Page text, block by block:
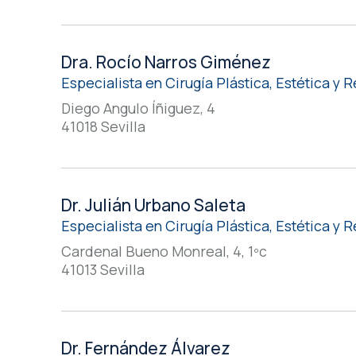
Dra. Rocío Narros Giménez
Especialista en Cirugía Plástica, Estética y
Diego Angulo Íñiguez, 4
41018 Sevilla
Dr. Julián Urbano Saleta
Especialista en Cirugía Plástica, Estética y
Cardenal Bueno Monreal, 4, 1ºc
41013 Sevilla
Dr. Fernández Álvarez